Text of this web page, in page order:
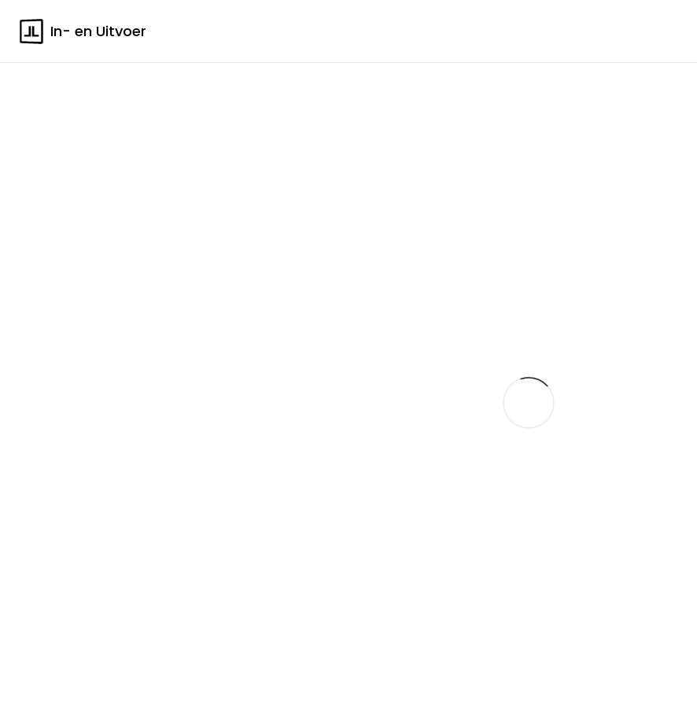
In- en Uitvoer